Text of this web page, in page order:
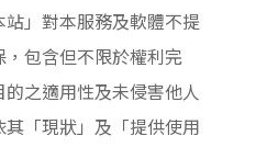
」對本服務及軟體不提
包含但不限於權利完
之適用性及未侵害他人
「現狀」及「提供使用